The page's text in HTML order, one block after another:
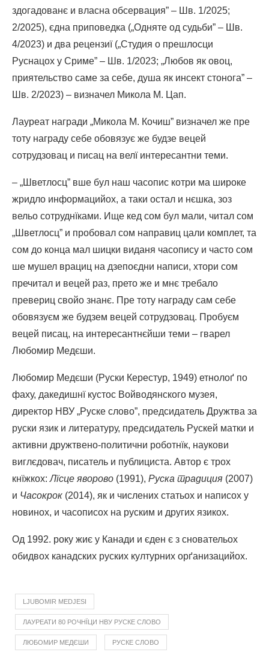
здогадованє и власна обсервация” – Шв. 1/2025;
2/2025), єднa приповедкa („Одняте од судьби” – Шв.
4/2023) и два рецензиї („Студия о прешлосци
Руснацох у Сриме” – Шв. 1/2023; „Любов як овоц,
приятельство саме за себе, душа як инсект стонога” –
Шв. 2/2023) – визначел Микола М. Цап.
Лауреат награди „Микола М. Кочиш” визначел же пре
тоту награду себе обовязує же будзе вецей
сотрудзовац и писац на велї интересантни теми.
– „Шветлосц” вше бул наш часопис котри ма широке
жридло информацийох, а таки остал и нєшка, зоз
вельо сотруднїками. Ище кед сом бул мали, читал сом
„Шветлосц” и пробовал сом направиц цали комплет, та
сом до конца мал шицки виданя часопису и часто сом
ше мушел врациц на дзепоєдни написи, хтори сом
пречитал и вецей раз, прето же и мнє требало
превериц свойо знанє. Пре тоту награду сам себе
обовязуєм же будзем вецей сотрудзовац. Пробуєм
вецей писац, на интересантнєйши теми – гварел
Любомир Медєши.
Любомир Медєши (Руски Керестур, 1949) етнолоґ по
фаху, дакедишнї кустос Войводянского музея,
директор НВУ „Руске слово”, предсидатель Дружтва за
руски язик и литературу, предсидатель Рускей матки и
активни дружтвено-политични роботнїк, наукови
виглєдовач, писатель и публициста. Автор є трох
кнїжкох:Лїсце яворово (1991), Руска традиция (2007)
и Часокрок (2014), як и числених статьох и написох у
новинох, и часописох на руским и других язикох.
Од 1992. року жиє у Канади и єден є з сновательох
обидвох канадских руских културних орґанизацийох.
LJUBOMIR MEDJESI
ЛАУРЕАТИ 80 РОЧНЇЦИ НВУ РУСКЕ СЛОВО
ЛЮБОМИР МЕДЄШИ РУСКЕ СЛОВО